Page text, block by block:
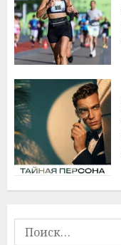
Найти: